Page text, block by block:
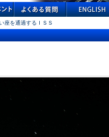
座を通過するＩＳＳ